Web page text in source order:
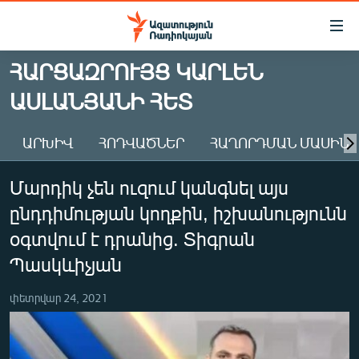
Մատչելիության
Անցնել
հիմնական
բովանդակությանը
հիմնական
ԱԶԱՏՈՒԹՅՈՒՆ TV
ՀԱՅԱՍՏԱՆ
ՔԱՂԱՔԱԿԱՆ
ԻՐԱՎՈՒՆՔ
ՀԱՍԱՐԱԿՈՒԹՅՈՒՆ
ՏՆՏԵՍՈՒԹՅՈՒՆ
ՊԱՏԵՐԱԶՄԻ 6 ՇԱԲԱԹՆԵՐԸ
ՏԱՐԱԾԱՇՐՋԱՆ
ՀԱՐՑԱԶՐՈՒՅՑ ԿԱՐԼԵՆ
ԱՍԼԱՆՅԱՆԻ ՀԵՏ
ԱՐԽԻՎ ՀՈԴՎԱԾՆԵՐ ՀԱՂՈՐԴՄԱՆ ՄԱՍԻՆ
Մարդիկ չեն ուզում կանգնել այս
ընդդիմության կողքին, իշխանությունն
օգտվում է դրանից. Տիգրան
Պասկևիչյան
փետրվար 24, 2021